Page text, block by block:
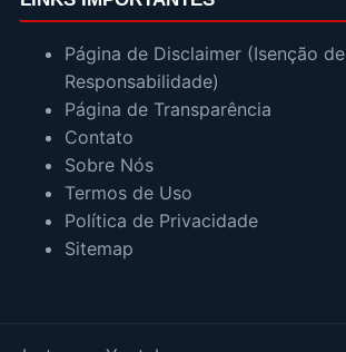
Página de Disclaimer (Isenção de
Responsabilidade)
Página de Transparência
Contato
Sobre Nós
Termos de Uso
Política de Privacidade
Sitemap